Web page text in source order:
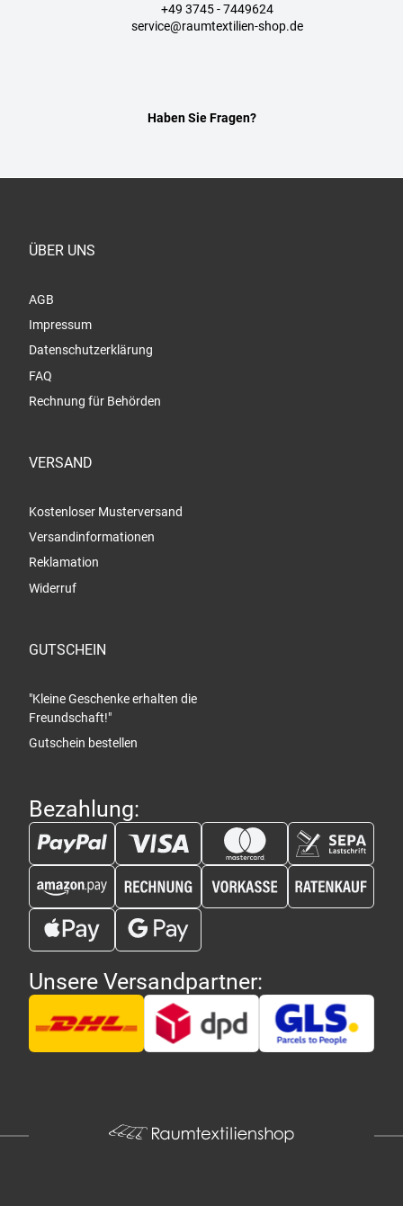
Haben Sie Fragen?
+49 3745 - 7449624
service@raumtextilien-shop.de
ÜBER UNS
AGB
Impressum
Datenschutzerklärung
FAQ
Rechnung für Behörden
VERSAND
Kostenloser Musterversand
Versandinformationen
Reklamation
Widerruf
GUTSCHEIN
"Kleine Geschenke erhalten die
Freundschaft!"
Gutschein bestellen
Bezahlung:
Unsere Versandpartner: